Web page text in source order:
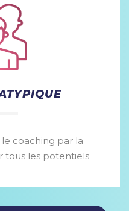
coaching par la
tous les potentiels